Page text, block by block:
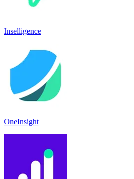
Inselligence
OneInsight